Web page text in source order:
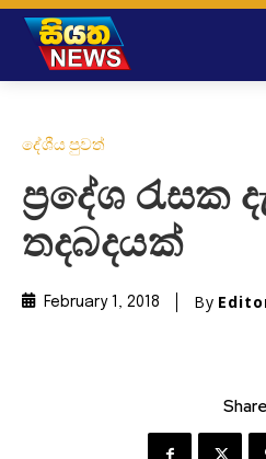
දේශීය පුවත්
ප්‍රදේශ රැසක
තදබදයක්
February 1, 2018 By
Share